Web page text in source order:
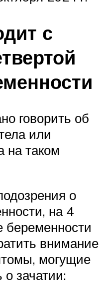
с
говорить об
или
на таком
о
на 4
беременности
внимание
могущие
о зачатии: